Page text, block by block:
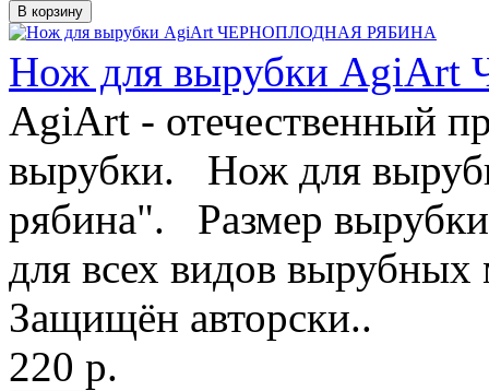
Нож для вырубки
AgiArt - отечественный
вырубки. Нож для
рябина". Размер
для всех видов
Защищён авторски..
220 р.